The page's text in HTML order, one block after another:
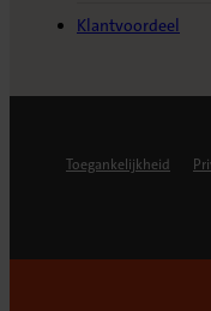
Klantvoordeel
Toegankelijkheid